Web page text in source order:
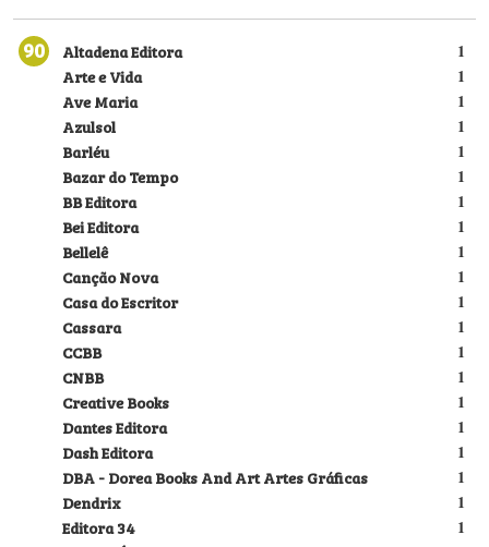
90 1
Altadena Editora
1
Arte e Vida
1
Ave Maria
1
Azulsol
1
Barléu
1
Bazar do Tempo
1
BB Editora
1
Bei Editora
1
Bellelê
1
Canção Nova
1
Casa do Escritor
1
Cassara
1
CCBB
1
CNBB
1
Creative Books
1
Dantes Editora
1
Dash Editora
1
DBA - Dorea Books And Art Artes Gráficas
1
Dendrix
1
Editora 34